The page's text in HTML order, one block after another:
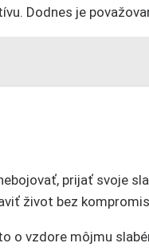
Dodnes je
prijať svoje
život bez
vzdore môjmu